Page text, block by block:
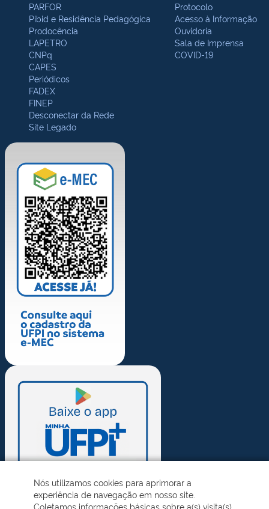
PARFOR
Pibid e Residência Pedagógica
Prodocência
LAPETRO
CNPq
CAPES
Periódicos
FADEX
FINEP
Desconectar da Rede
Site Legado
Protocolo
Acesso à Informação
Ouvidoria
Sala de Imprensa
COVID-19
Nós utilizamos cookies para aprimorar a
experiência de navegação em nosso site.
Coletamos informações básicas sobre a(s) visita(s)